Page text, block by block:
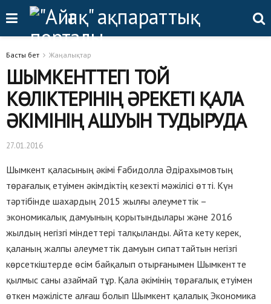
Басты бет Жаңалықтар
ШЫМКЕНТТЕГІ ТОЙ
КӨЛІКТЕРІНІҢ ӘРЕКЕТІ ҚАЛА
ӘКІМІНІҢ АШУЫН ТУДЫРУДА
27.01.2016
Шымкент қаласының әкімі Ғабидолла Әдірахымовтың
төрағалық етуімен әкімдіктің кезекті мәжілісі өтті. Күн
тәртібінде шахардың 2015 жылғы әлеуметтік –
экономикалық дамуының қорытындылары және 2016
жылдың негізгі міндеттері талқыланды. Айта кету керек,
қаланың жалпы әлеуметтік дамуын сипаттайтын негізгі
көрсеткіштерде өсім байқалып отырғанымен Шымкентте
қылмыс саны азаймай тұр. Қала әкімінің төрағалық етуімен
өткен мәжілісте алғаш болып Шымкент қалалық Экономика